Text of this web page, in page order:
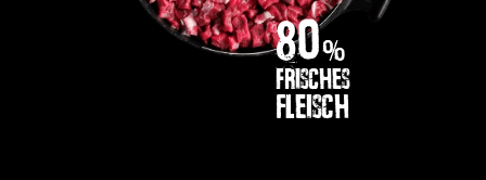
80%
frisches
Fleisch